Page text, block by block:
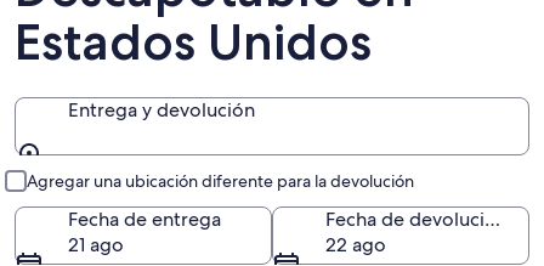
Estados Unidos
Entrega y devolución
Agregar una ubicación diferente para la devolución
Fecha de entrega
21 ago
Fecha de devolución
22 ago